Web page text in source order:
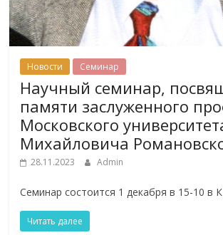
Новости Семинар
Научный семинар,
памяти заслуженного
Московского
Михайловича
28.11.2023 Admin
Семинар состоится 1 декабря в 15-10 в
Читать далее